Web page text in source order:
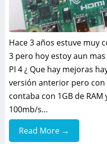
Hace 3 años estuve muy
3 pero hoy estoy aun
PI 4 ¿ Que hay mejoras
versión anterior pero
contaba con 1GB de
100mb/s…
Read More →